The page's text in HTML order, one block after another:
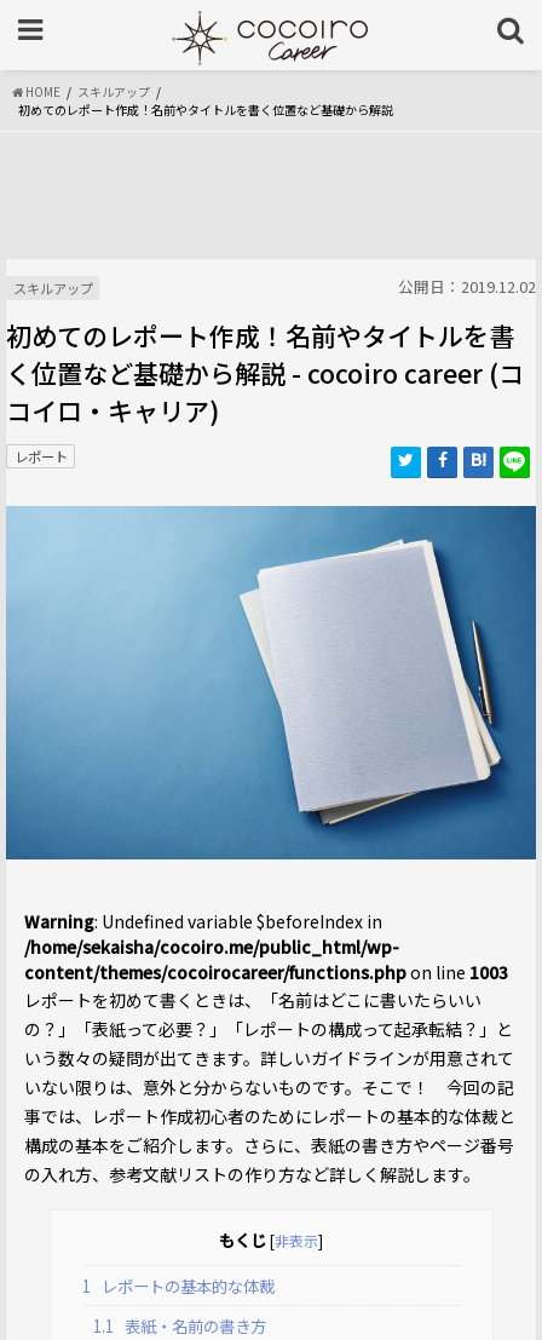
HOME
スキルアップ
初めてのレポート作成！名前やタイトルを書く位置など基礎から解説
スキルアップ 公開日：2019.12.02
初めてのレポート作成！名前やタイトルを書
く位置など基礎から解説 - cocoiro career (コ
コイロ・キャリア)
レポート
Warning: Undefined variable $beforeIndex in
/home/sekaisha/cocoiro.me/public_html/wp-
content/themes/cocoirocareer/functions.phpon line 1003
レポートを初めて書くときは、「名前はどこに書いたらいい
の？」「表紙って必要？」「レポートの構成って起承転結？」と
いう数々の疑問が出てきます。詳しいガイドラインが用意されて
いない限りは、意外と分からないものです。そこで！ 今回の記
事では、レポート作成初心者のためにレポートの基本的な体裁と
構成の基本をご紹介します。さらに、表紙の書き方やページ番号
の入れ方、参考文献リストの作り方など詳しく解説します。
もくじ[非表示]
1
レポートの基本的な体裁
1.1 表紙・名前の書き方